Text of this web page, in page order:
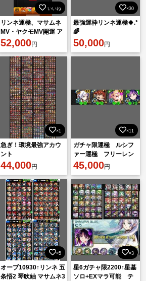
いいね
リンネ運極、マサムネ
MV・ヤクモMV開運 ア
カウント
52,000円
×30
最強運枠リンネ運極🍀.*
🌈
50,000円
×1
急ぎ！環境最強アカウ
ント
44,000円
×11
ガチャ限運極 ルシフ
ァー運極 フリーレン
運極 シュタルク運
極 フェルン開運
45,000円
×5
オーブ10930↑リンネ 五
条悟2 琴吹紬 マサムネ3
×3
星6ガチャ限2200↑星墓
ソロ+EXマラ可能 テ